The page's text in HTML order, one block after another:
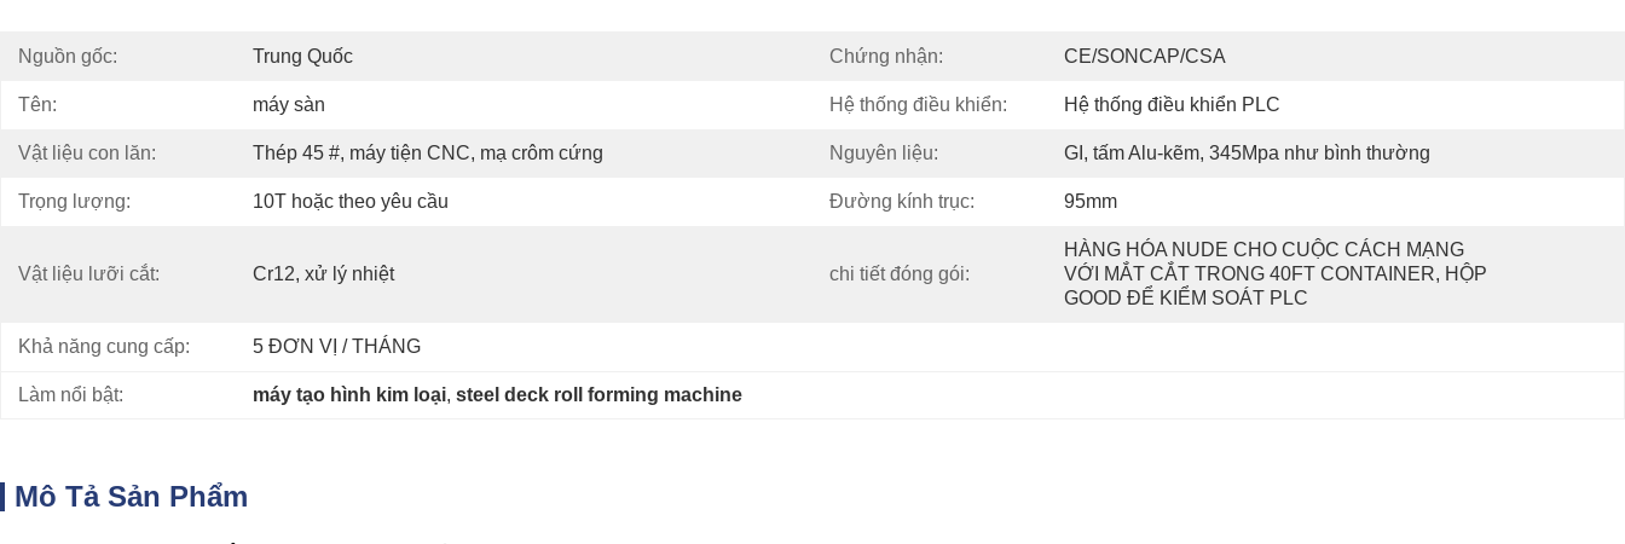
Nguồn gốc: Trung Quốc Chứng nhận: CE/SONCAP/CSA
Tên: máy sàn Hệ thống điều khiển: Hệ thống điều khiển PLC
Vật liệu con lăn: Thép 45 #, máy tiện CNC, mạ crôm cứng Nguyên liệu: GI, tấm Alu-kẽm, 345Mpa như bình thường
Trọng lượng: 10T hoặc theo yêu cầu Đường kính trục: 95mm
Vật liệu lưỡi cắt: Cr12, xử lý nhiệt chi tiết đóng gói:
HÀNG HÓA NUDE CHO CUỘC CÁCH MẠNG
VỚI MẮT CẮT TRONG 40FT CONTAINER, HỘP
GOOD ĐỂ KIỂM SOÁT PLC
Khả năng cung cấp: 5 ĐƠN VỊ / THÁNG
Làm nổi bật: máy tạo hình kim loại, steel deck roll forming machine
Mô Tả Sản Phẩm